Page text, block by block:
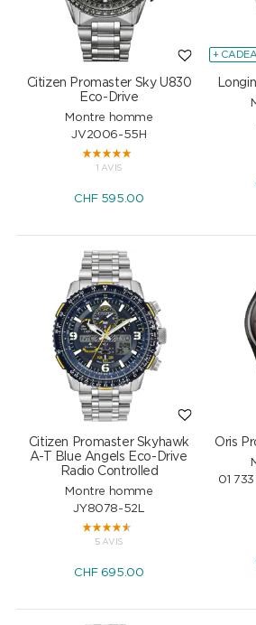
Citizen Promaster Sky U830
Eco-Drive
Montre homme
JV2006-55H
1 AVIS
CHF595.00
+
Citizen Promaster Skyhawk
A-T Blue Angels Eco-Drive
Radio Controlled
Montre homme
JY8078-52L
5 AVIS
CHF695.00
Oris
01